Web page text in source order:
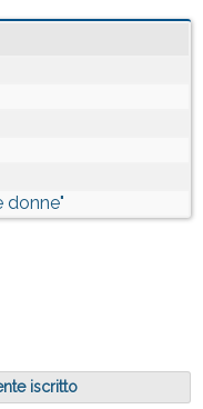
donne"
iscritto